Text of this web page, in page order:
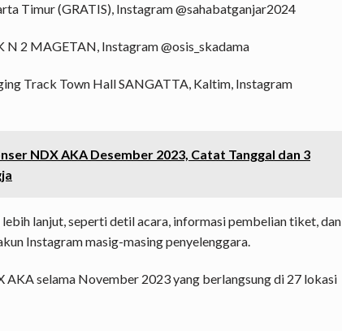
Timur (GRATIS), Instagram @sahabatganjar2024
N 2 MAGETAN, Instagram @osis_skadama
Track Town Hall SANGATTA, Kaltim, Instagram
NDX AKA Desember 2023, Catat Tanggal dan 3
lanjut, seperti detil acara, informasi pembelian tiket, dan
Instagram masig-masing penyelenggara.
AKA selama November 2023 yang berlangsung di 27 lokasi